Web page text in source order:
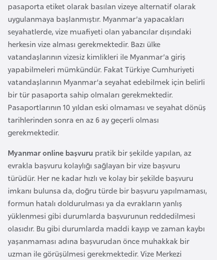
pasaporta etiket olarak basılan vizeye alternatif olarak
uygulanmaya başlanmıştır. Myanmar’a yapacakları
seyahatlerde, vize muafiyeti olan yabancılar dışındaki
herkesin vize alması gerekmektedir. Bazı ülke
vatandaşlarının vizesiz kimlikleri ile Myanmar’a giriş
yapabilmeleri mümkündür. Fakat Türkiye Cumhuriyeti
vatandaşlarının Myanmar’a seyahat edebilmek için belirli
bir tür pasaporta sahip olmaları gerekmektedir.
Pasaportlarının 10 yıldan eski olmaması ve seyahat dönüş
tarihlerinden sonra en az 6 ay geçerli olması
gerekmektedir.
Myanmar online başvuru pratik bir şekilde yapılan, az
evrakla başvuru kolaylığı sağlayan bir vize başvuru
türüdür. Her ne kadar hızlı ve kolay bir şekilde başvuru
imkanı bulunsa da, doğru türde bir başvuru yapılmaması,
formun hatalı doldurulması ya da evrakların yanlış
yüklenmesi gibi durumlarda başvurunun reddedilmesi
olasıdır. Bu gibi durumlarda maddi kayıp ve zaman kaybı
yaşanmaması adına başvurudan önce muhakkak bir
uzman ile görüşülmesi gerekmektedir. Vize Merkezi
B
e
n
i
n
B
o
s
n
a
H
e
r
s
e
k
B
u